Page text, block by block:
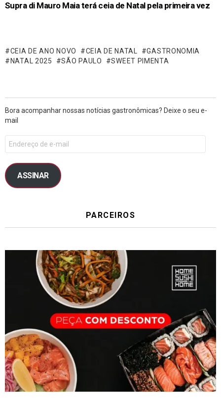
Supra di Mauro Maia terá ceia de Natal pela primeira vez
CEIA DE ANO NOVO CEIA DE NATAL
GASTRONOMIA
NATAL 2025
SÃO PAULO SWEET PIMENTA
Bora acompanhar nossas notícias gastronômicas? Deixe o seu e-
mail
ASSINAR
PARCEIROS